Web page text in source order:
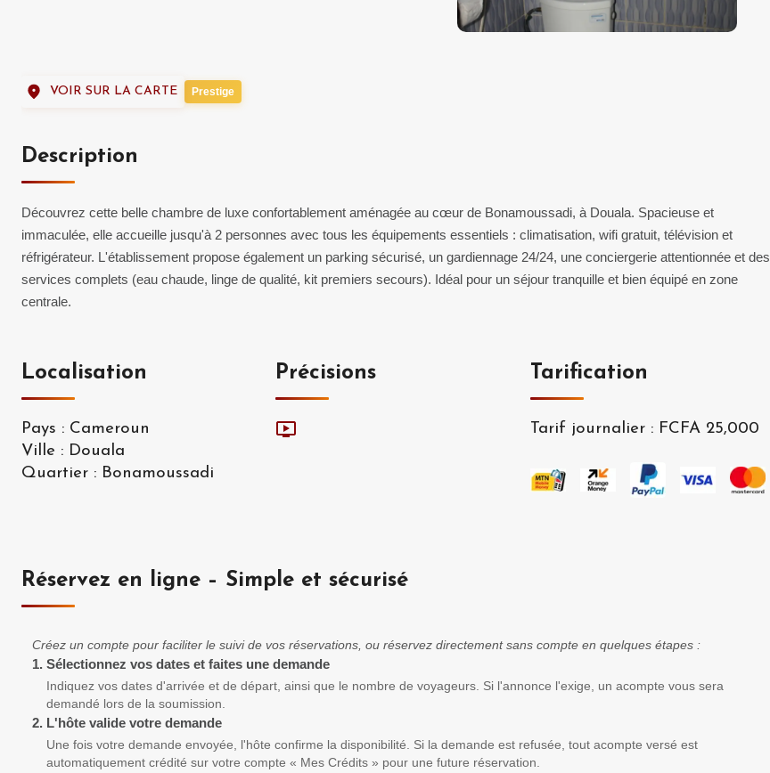
VOIR SUR LA CARTE Prestige
Description
Découvrez cette belle chambre de luxe confortablement aménagée au cœur de Bonamoussadi, à Douala. Spacieuse et
immaculée, elle accueille jusqu'à 2 personnes avec tous les équipements essentiels : climatisation, wifi gratuit, télévision et
réfrigérateur. L'établissement propose également un parking sécurisé, un gardiennage 24/24, une conciergerie attentionnée et des
services complets (eau chaude, linge de qualité, kit premiers secours). Idéal pour un séjour tranquille et bien équipé en zone
centrale.
Localisation
Pays : Cameroun
Ville : Douala
Quartier : Bonamoussadi
Précisions Tarification
Tarif journalier: FCFA 25,000
Réservez en ligne – Simple et sécurisé
Créez un compte pour faciliter le suivi de vos réservations, ou réservez directement sans compte en quelques étapes :
1. Sélectionnez vos dates et faites une demande
Indiquez vos dates d'arrivée et de départ, ainsi que le nombre de voyageurs. Si l'annonce l'exige, un acompte vous sera
demandé lors de la soumission.
2. L'hôte valide votre demande
Une fois votre demande envoyée, l'hôte confirme la disponibilité. Si la demande est refusée, tout acompte versé est
automatiquement crédité sur votre compte « Mes Crédits » pour une future réservation.